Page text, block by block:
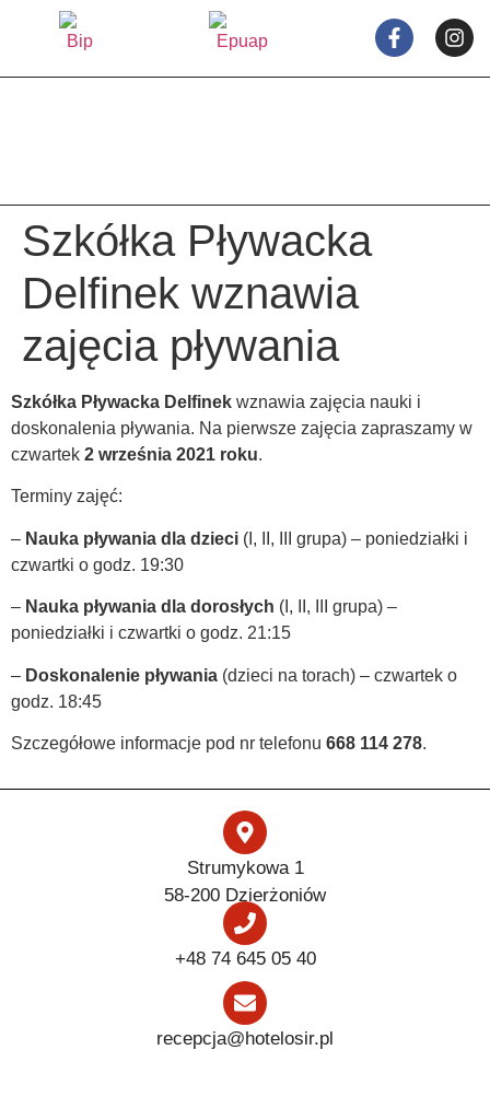
Szkółka Pływacka
Delfinek wznawia
zajęcia pływania
Szkółka Pływacka Delfinek wznawia zajęcia nauki i
doskonalenia pływania. Na pierwsze zajęcia zapraszamy w
czwartek 2 września 2021 roku.
Terminy zajęć:
– Nauka pływania dla dzieci (I, II, III grupa) – poniedziałki i
czwartki o godz. 19:30
– Nauka pływania dla dorosłych (I, II, III grupa) –
poniedziałki i czwartki o godz. 21:15
– Doskonalenie pływania (dzieci na torach) – czwartek o
godz. 18:45
Szczegółowe informacje pod nr telefonu 668 114 278.
Strumykowa 1
58-200 Dzierżoniów
+48 74 645 05 40
recepcja@hotelosir.pl